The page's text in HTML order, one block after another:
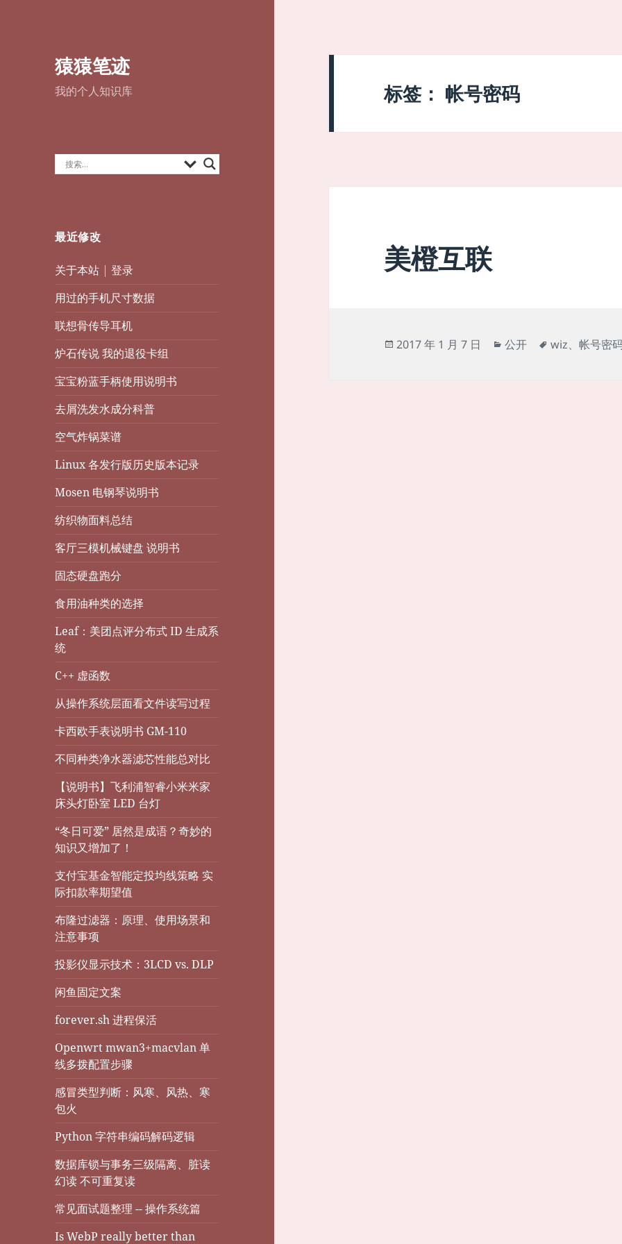
猿猿笔迹
我的个人知识库
最近修改
关于本站 |登录
用过的手机尺寸数据
联想骨传导耳机
炉石传说 我的退役卡组
宝宝粉蓝手柄使用说明书
去屑洗发水成分科普
空气炸锅菜谱
Linux 各发行版历史版本记录
Mosen 电钢琴说明书
纺织物面料总结
客厅三模机械键盘 说明书
固态硬盘跑分
食用油种类的选择
Leaf：美团点评分布式 ID 生成系
统
C++ 虚函数
从操作系统层面看文件读写过程
卡西欧手表说明书 GM-110
不同种类净水器滤芯性能总对比
【说明书】飞利浦智睿小米米家
床头灯卧室 LED 台灯
“冬日可爱” 居然是成语？奇妙的
知识又增加了！
支付宝基金智能定投均线策略 实
际扣款率期望值
布隆过滤器：原理、使用场景和
注意事项
投影仪显示技术：3LCD vs. DLP
闲鱼固定文案
forever.sh 进程保活
Openwrt mwan3+macvlan 单
线多拨配置步骤
感冒类型判断：风寒、风热、寒
包火
Python 字符串编码解码逻辑
数据库锁与事务三级隔离、脏读
幻读 不可重复读
常见面试题整理 -- 操作系统篇
Is WebP really better than
标签： 帐号密码
美橙互联
发
2017 年 1 月 7 日
分
公开
标
wiz、帐号密